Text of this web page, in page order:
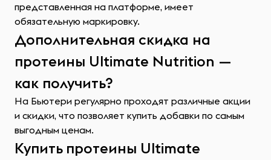
представленная на платформе, имеет
обязательную маркировку.
Дополнительная скидка на
протеины Ultimate Nutrition —
как получить?
На Бьютери регулярно проходят различные акции
и скидки, что позволяет купить добавки по самым
выгодным ценам.
Купить протеины Ultimate